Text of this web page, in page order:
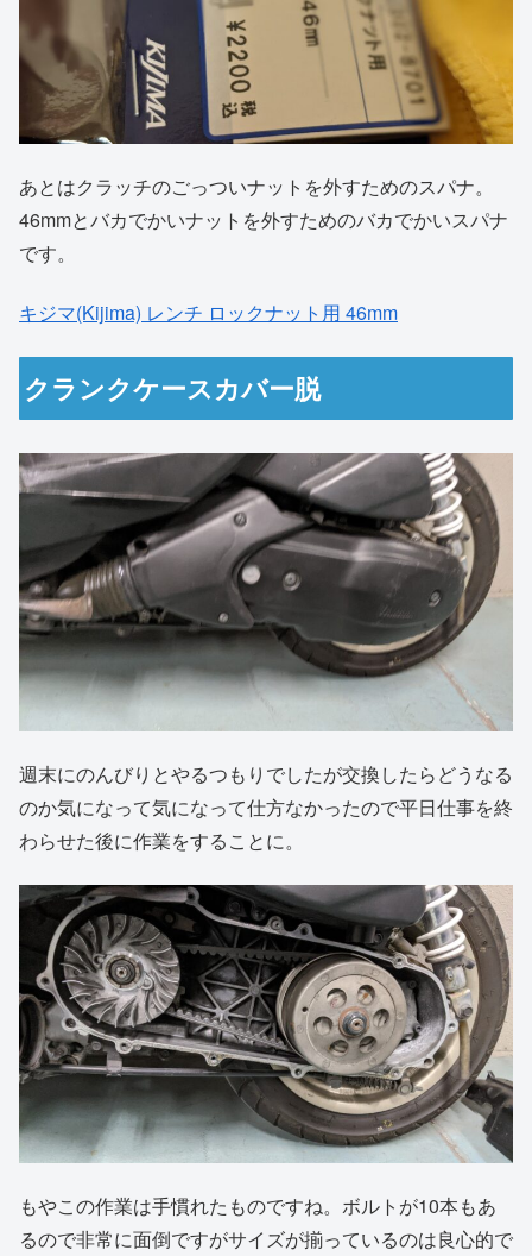
あとはクラッチのごっついナットを外すためのスパナ。
46mmとバカでかいナットを外すためのバカでかいスパナ
です。
キジマ(Kijima) レンチ ロックナット用 46mm
クランクケースカバー脱
週末にのんびりとやるつもりでしたが交換したらどうなる
のか気になって気になって仕方なかったので平日仕事を終
わらせた後に作業をすることに。
もやこの作業は手慣れたものですね。ボルトが10本もあ
るので非常に面倒ですがサイズが揃っているのは良心的で